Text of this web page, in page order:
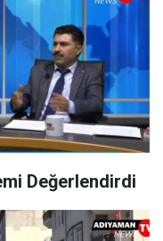
Değerlendirdi